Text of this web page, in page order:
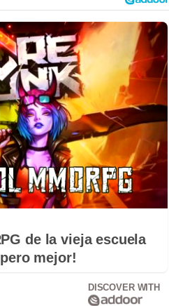
de la vieja escuela
mejor!
DISCOVER WITH